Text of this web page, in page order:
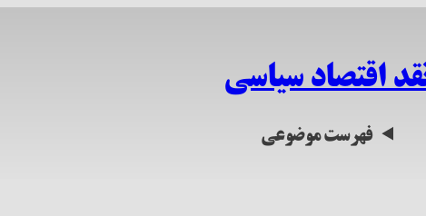
اقتصاد سیاسی
فهرست موضوعی